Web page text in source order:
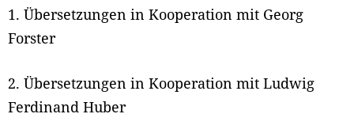
1. Übersetzungen in Kooperation mit Georg
Forster
2. Übersetzungen in Kooperation mit Ludwig
Ferdinand Huber